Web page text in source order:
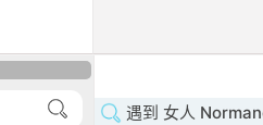
遇到 女人